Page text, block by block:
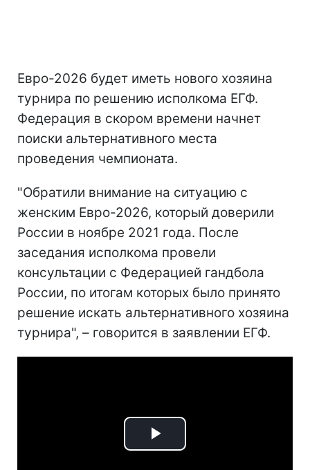
Евро-2026 будет иметь нового хозяина
турнира по решению исполкома ЕГФ.
Федерация в скором времени начнет
поиски альтернативного места
проведения чемпионата.
"Обратили внимание на ситуацию с
женским Евро-2026, который доверили
России в ноябре 2021 года. После
заседания исполкома провели
консультации с Федерацией гандбола
России, по итогам которых было принято
решение искать альтернативного хозяина
турнира", – говорится в заявлении ЕГФ.
Play